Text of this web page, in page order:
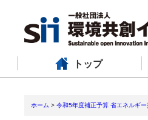
トップ
ホーム > 令和5年度補正予算 省エネルギ